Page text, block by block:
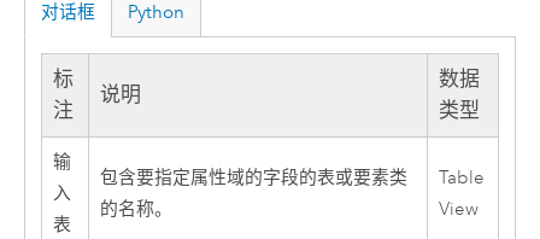
对话框 Python
标
注
说明
数据
类型
输
入
表
包含要指定属性域的字段的表或要素类
的名称。
Table
View